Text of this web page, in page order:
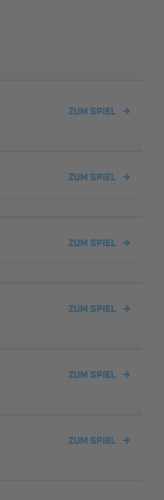
ZUM SPIEL
ZUM SPIEL
ZUM SPIEL
ZUM SPIEL
ZUM SPIEL
ZUM SPIEL